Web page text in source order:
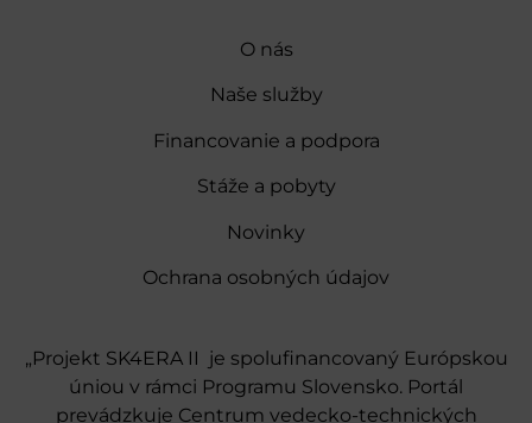
O nás
Naše služby
Financovanie a podpora
Stáže a pobyty
Novinky
Ochrana osobných údajov
„Projekt SK4ERA II je spolufinancovaný Európskou
úniou v rámci Programu Slovensko. Portál
prevádzkuje Centrum vedecko-technických